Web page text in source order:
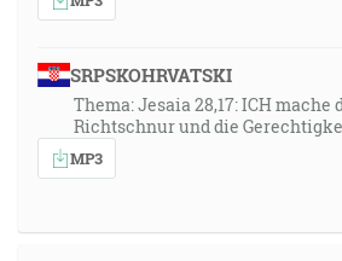
SRPSKOHRVATSKI
Thema: Jesaia 28,17: ICH mache
Richtschnur und die
MP3